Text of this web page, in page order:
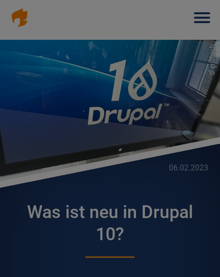
zum
Inhalt
©
erdfisch
06.02.2023
Was ist neu in Drupal
10?